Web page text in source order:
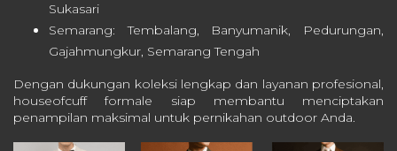
Sukasari
Semarang: Tembalang, Banyumanik, Pedurungan,
Gajahmungkur, Semarang Tengah
Dengan dukungan koleksi lengkap dan layanan profesional,
houseofcuff formale siap membantu menciptakan
penampilan maksimal untuk pernikahan outdoor Anda.